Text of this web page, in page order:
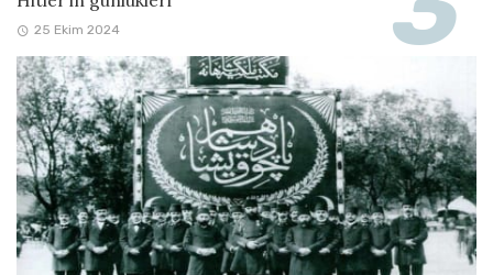
25 Ekim 2024